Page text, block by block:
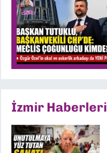
İzmir Haberleri